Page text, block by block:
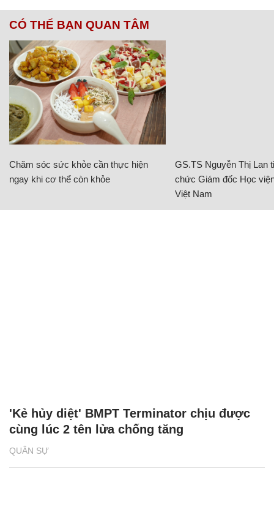
CÓ THỂ BẠN QUAN TÂM
Chăm sóc sức khỏe cần thực hiện
ngay khi cơ thể còn khỏe
GS.TS Nguyễn Thị Lan
chức Giám đốc Học
Việt Nam
QUÂN SỰ
'Kẻ hủy diệt' BMPT Terminator chịu được
cùng lúc 2 tên lửa chống tăng